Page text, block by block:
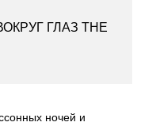
ГЛАЗ THE
ночей и